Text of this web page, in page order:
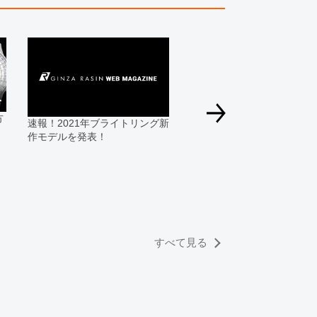
為、サイトでのご注文と店頭処理との時間差で在庫
場合にも、事前に在庫の確認をお電話かメールにて
いたします。
、外装および内部機械に代替部品を使用している場
ております。
のでご了承くださいませ。
速報！2021年ブライトリング新
作モデルを発表！
ひと味違うブライトリング
すべて見る